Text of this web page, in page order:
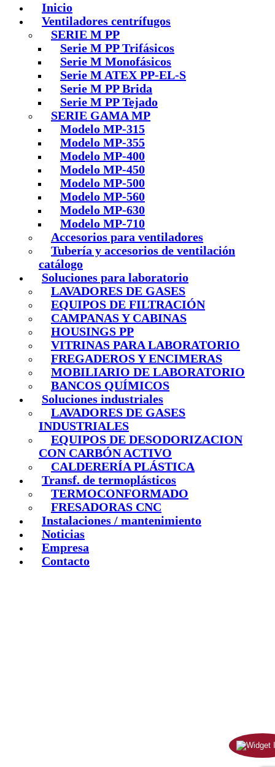
Inicio
Ventiladores centrífugos
SERIE M PP
Serie M PP Trifásicos
Serie M Monofásicos
Serie M ATEX PP-EL-S
Serie M PP Brida
Serie M PP Tejado
SERIE GAMA MP
Modelo MP-315
Modelo MP-355
Modelo MP-400
Modelo MP-450
Modelo MP-500
Modelo MP-560
Modelo MP-630
Modelo MP-710
Accesorios para ventiladores
Tubería y accesorios de ventilación
catálogo
Soluciones para laboratorio
LAVADORES DE GASES
EQUIPOS DE FILTRACIÓN
CAMPANAS Y CABINAS
HOUSINGS PP
VITRINAS PARA LABORATORIO
FREGADEROS Y ENCIMERAS
MOBILIARIO DE LABORATORIO
BANCOS QUÍMICOS
Soluciones industriales
LAVADORES DE GASES
INDUSTRIALES
EQUIPOS DE DESODORIZACION
CON CARBÓN ACTIVO
CALDERERÍA PLÁSTICA
Transf. de termoplásticos
TERMOCONFORMADO
FRESADORAS CNC
Instalaciones / mantenimiento
Noticias
Empresa
Contacto